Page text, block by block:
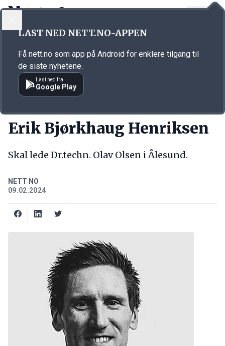
Annonsørinnhold
Erik Bjørkhaug Henriksen
Skal lede Dr.techn. Olav Olsen i Ålesund.
NETT NO
09.02.2024
LAST NED NETT.NO-APPEN
Få nett.no som app på Android for enklere tilgang til
de siste nyhetene.
Last ned fra
Google Play